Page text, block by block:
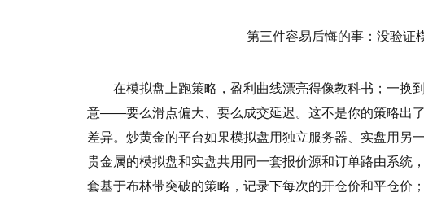
第三件容易后悔的事：没验证
在模拟盘上跑策略，盈利曲线漂亮得像教科书；一换
意——要么滑点偏大、要么成交延迟。这不是你的策略出
差异。炒黄金的平台如果模拟盘用独立服务器、实盘用另
贵金属的模拟盘和实盘共用同一套报价源和订单路由系统
套基于布林带突破的策略，记录下每次的开仓价和平仓价